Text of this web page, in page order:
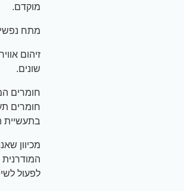
מוקדם.
מתח נפשי
זיהום
שונים.
חומרים
חומרים
בתעשיית
מכיוון
לפעול